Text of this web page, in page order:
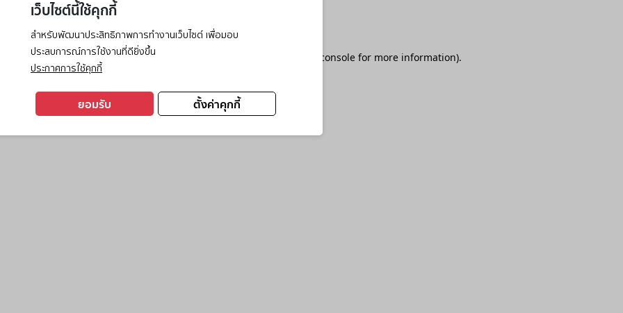
เว็บไซต์นี้ใช้คุกกี้
สำหรับพัฒนาประสิทธิภาพการทำงานเว็บไซต์ เพื่อมอบ
ประสบการณ์การใช้งานที่ดียิ่งขึ้น
ประกาศการใช้คุกกี้
ตั้งค่าคุกกี้
ยอมรับ
has occurred while loading browser console for more information).